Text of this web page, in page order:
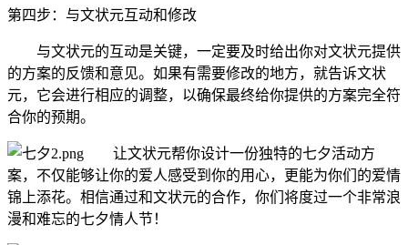
第四步：与文状元互动和修改
与文状元的互动是关键，一定要及时给出你对文状元提供
的方案的反馈和意见。如果有需要修改的地方，就告诉文状
元，它会进行相应的调整，以确保最终给你提供的方案完全符
合你的预期。
让文状元帮你设计一份独特的七夕活动方
案，不仅能够让你的爱人感受到你的用心，更能为你们的爱情
锦上添花。相信通过和文状元的合作，你们将度过一个非常浪
漫和难忘的七夕情人节！